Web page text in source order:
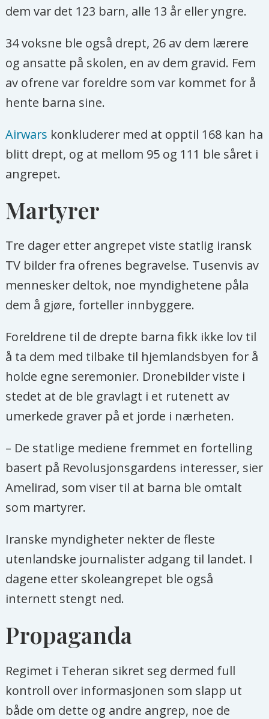
dem var det 123 barn, alle 13 år eller yngre.
34 voksne ble også drept, 26 av dem lærere
og ansatte på skolen, en av dem gravid. Fem
av ofrene var foreldre som var kommet for å
hente barna sine.
Airwars konkluderer med at opptil 168 kan ha
blitt drept, og at mellom 95 og 111 ble såret i
angrepet.
Martyrer
Tre dager etter angrepet viste statlig iransk
TV bilder fra ofrenes begravelse. Tusenvis av
mennesker deltok, noe myndighetene påla
dem å gjøre, forteller innbyggere.
Foreldrene til de drepte barna fikk ikke lov til
å ta dem med tilbake til hjemlandsbyen for å
holde egne seremonier. Dronebilder viste i
stedet at de ble gravlagt i et rutenett av
umerkede graver på et jorde i nærheten.
– De statlige mediene fremmet en fortelling
basert på Revolusjonsgardens interesser, sier
Amelirad, som viser til at barna ble omtalt
som martyrer.
Iranske myndigheter nekter de fleste
utenlandske journalister adgang til landet. I
dagene etter skoleangrepet ble også
internett stengt ned.
Propaganda
Regimet i Teheran sikret seg dermed full
kontroll over informasjonen som slapp ut
både om dette og andre angrep, noe de